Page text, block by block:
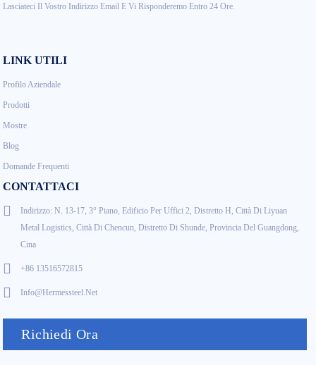
Lasciateci Il Vostro Indirizzo Email E Vi Risponderemo Entro 24 Ore.
LINK UTILI
Profilo Aziendale
Prodotti
Mostre
Blog
Domande Frequenti
CONTATTACI
Indirizzo: N. 13-17, 3° Piano, Edificio Per Uffici 2, Distretto H, Città Di Liyuan
Metal Logistics, Città Di Chencun, Distretto Di Shunde, Provincia Del Guangdong,
Cina
+86 13516572815
Info@hermessteel.net
Richiedi Ora